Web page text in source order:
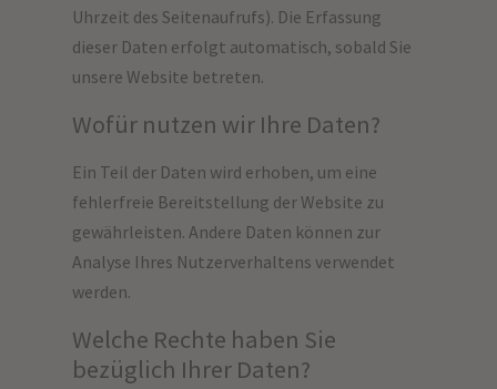
Uhrzeit des Seitenaufrufs). Die Erfassung
dieser Daten erfolgt automatisch, sobald Sie
unsere Website betreten.
Wofür nutzen wir Ihre Daten?
Ein Teil der Daten wird erhoben, um eine
fehlerfreie Bereitstellung der Website zu
gewährleisten. Andere Daten können zur
Analyse Ihres Nutzerverhaltens verwendet
werden.
Welche Rechte haben Sie
bezüglich Ihrer Daten?